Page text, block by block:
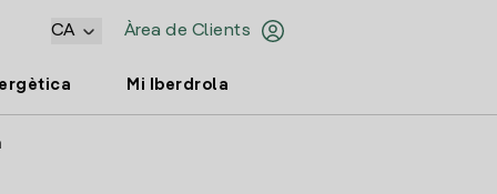
Àrea de Clients
CA
Mi Iberdrola